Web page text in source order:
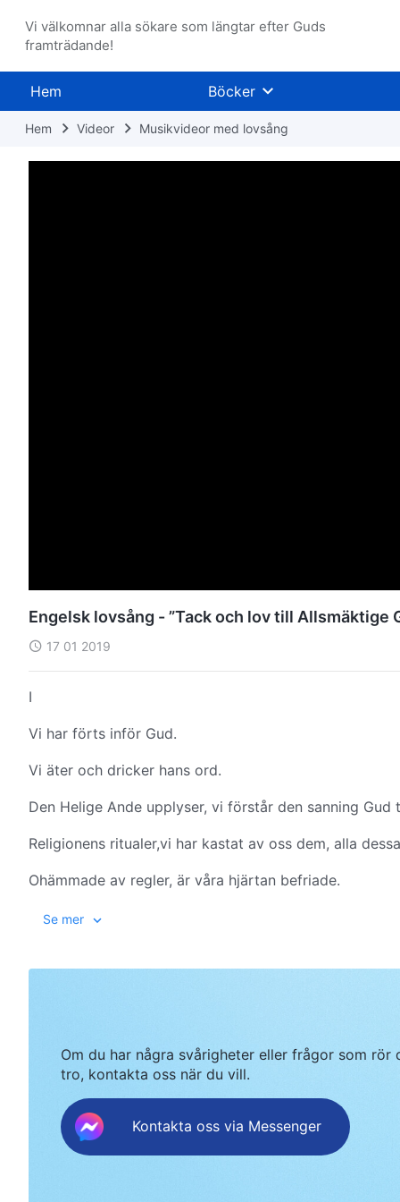
Vi välkomnar alla sökare som längtar efter Guds
framträdande!
Hem Böcker
Hem Videor Musikvideor med lovsång
Engelsk lovsång - ”Tack och lov till Allsmäktige
17 01 2019
I
Vi har förts inför Gud.
Vi äter och dricker hans ord.
Den Helige Ande upplyser, vi förstår den sanning Gud
Religionens ritualer,vi har kastat av oss dem, alla
Ohämmade av regler, är våra hjärtan befriade.
Och vi är så lyckliga som man kan vara, och lever i
Tack och lov till Allsmäktige Gud,
vi har en väg till förändring,
och vår vaga tro avtar.
Se mer
Om du har några svårigheter eller frågor som rör
tro, kontakta oss när du vill.
Kontakta oss via Messenger